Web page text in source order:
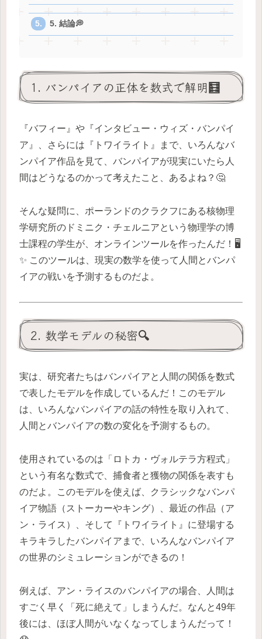
5. 結論💭
1. バンパイアの正体を数式で解明🧮
『バフィー』や『インタビュー・ウィズ・バンパイ
ア』、さらには『トワイライト』まで、いろんなバ
ンパイア作品を見て、バンパイアが現実にいたら人
間はどうなるのかって考えたこと、あるよね？🤔
そんな疑問に、ポーランドのクラクフにある核物理
学研究所のドミニク・チェルニアという物理学の博
士課程の学生が、オンラインツールを作ったんだ！🖥️
✨ このツールは、現実の数学を使って人間とバンパ
イアの戦いを予測するものだよ。
2. 数学モデルの秘密🔍
実は、研究者たちはバンパイアと人間の関係を数式
で表したモデルを作成しているんだ！このモデル
は、いろんなバンパイアの話の特性を取り入れて、
人間とバンパイアの数の変化を予測するもの。
使用されているのは「ロトカ・ヴォルテラ方程式」
という有名な数式で、捕食者と獲物の関係を表すも
のだよ。このモデルを使えば、クラシックなバンパ
イア物語（ストーカーやキング）、最近の作品（ア
ン・ライス）、そして『トワイライト』に登場する
キラキラしたバンパイアまで、いろんなバンパイア
の世界のシミュレーションができるの！
例えば、アン・ライスのバンパイアの場合、人間は
すごく早く「死に絶えて」しまうんだ。なんと49年
後には、ほぼ人間がいなくなってしまうんだって！